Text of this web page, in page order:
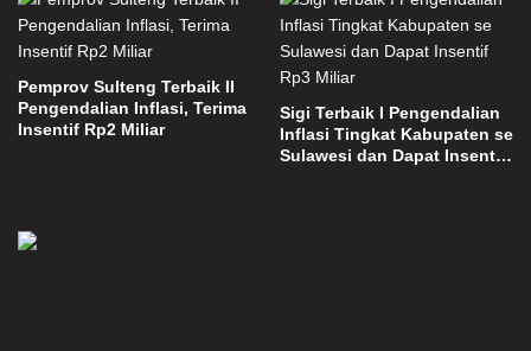
Pemprov Sulteng Terbaik II
Pengendalian Inflasi, Terima
Insentif Rp2 Miliar
Sigi Terbaik I Pengendalian
Inflasi Tingkat Kabupaten se
Sulawesi dan Dapat Insentif